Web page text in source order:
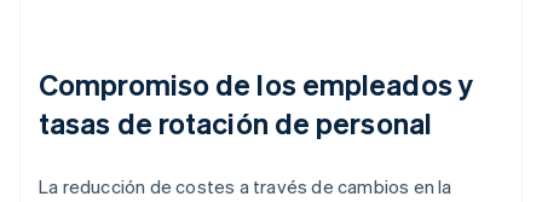
Compromiso de los empleados y
tasas de rotación de personal
La reducción de costes a través de cambios en la